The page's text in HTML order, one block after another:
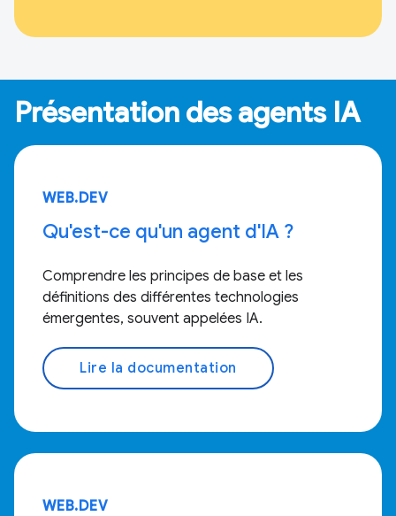
Présentation des agents IA
WEB.DEV
Qu'est-ce qu'un agent d'IA ?
Comprendre les principes de base et les
définitions des différentes technologies
émergentes, souvent appelées IA.
Lire la documentation
WEB.DEV